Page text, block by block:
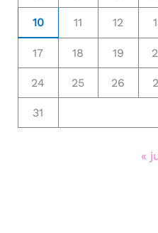
10 11 12
17 18 19
24 25 26
31
«